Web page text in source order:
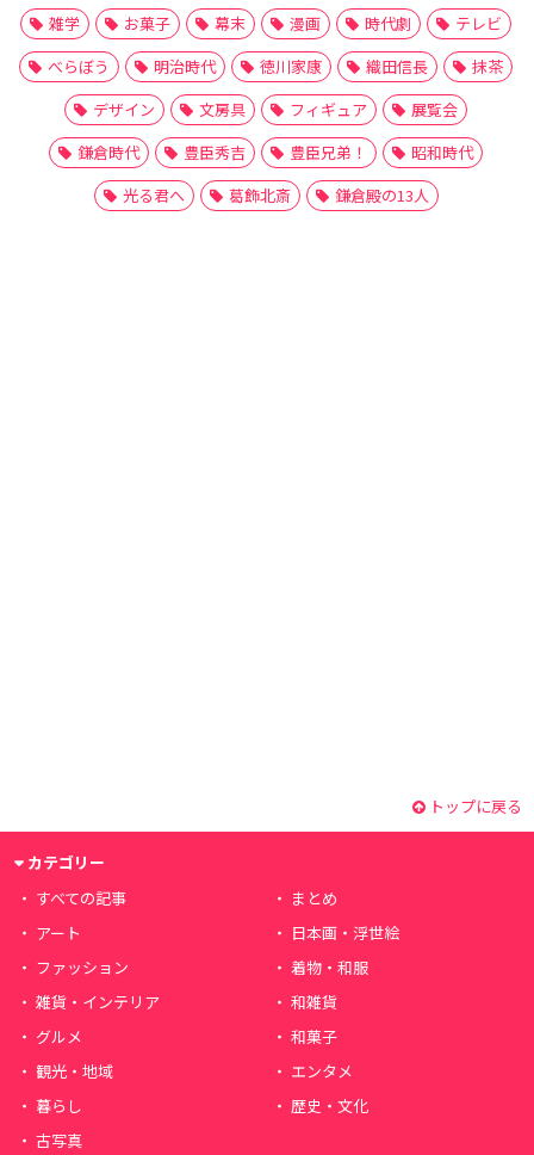
雑学
お菓子 幕末 漫画 時代劇
テレビ
べらぼう
明治時代 徳川家康 織田信長
抹茶
デザイン
文房具 フィギュア
展覧会
鎌倉時代
豊臣秀吉 豊臣兄弟！
昭和時代
光る君へ
葛飾北斎 鎌倉殿の13人
トップに戻る
カテゴリー
すべての記事
まとめ
アート
日本画・浮世絵
ファッション
着物・和服
雑貨・インテリア
和雑貨
グルメ
和菓子
観光・地域
エンタメ
暮らし
歴史・文化
古写真